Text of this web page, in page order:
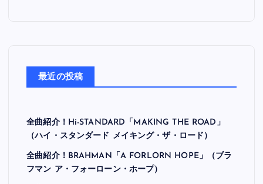
最近の投稿
全曲紹介！Hi-STANDARD「MAKING THE ROAD」
（ハイ・スタンダード メイキング・ザ・ロード）
全曲紹介！BRAHMAN「A FORLORN HOPE」（ブラ
フマン ア・フォーローン・ホープ）